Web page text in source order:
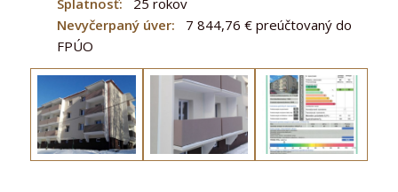
Splatnosť: 25 rokov
Nevyčerpaný úver: 7 844,76 € preúčtovaný do
FPÚO